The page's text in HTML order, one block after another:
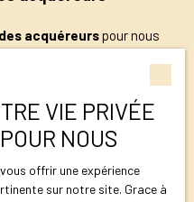
acquéreurspour nous
VIE PRIVÉE
NOUS
offrir une expérience
sur notre site. Grace à